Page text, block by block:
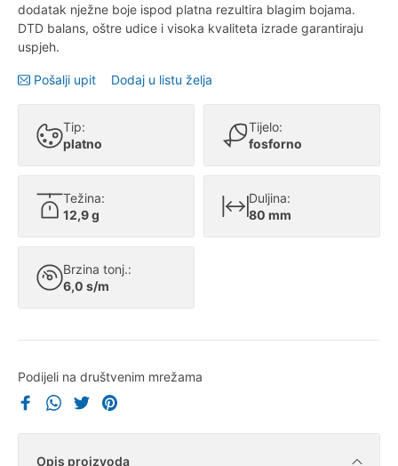
dodatak nježne boje ispod platna rezultira blagim bojama.
DTD balans, oštre udice i visoka kvaliteta izrade garantiraju
uspjeh.
Pošalji upit Dodaj u listu želja
Tip:
platno
Tijelo:
fosforno
Težina:
12,9 g
Duljina:
80 mm
Brzina tonj.:
6,0 s/m
Podijeli na društvenim mrežama
Opis proizvoda